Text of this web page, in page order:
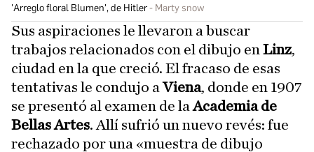
'Arreglo floral Blumen', de Hitler Marty snow
Sus aspiraciones le llevaron a buscar
trabajos relacionados con el dibujo en Linz,
ciudad en la que creció. El fracaso de esas
tentativas le condujo aViena, donde en 1907
se presentó al examen de laAcademia de
Bellas Artes. Allí sufrió un nuevo revés: fue
rechazado por una «muestra de dibujo